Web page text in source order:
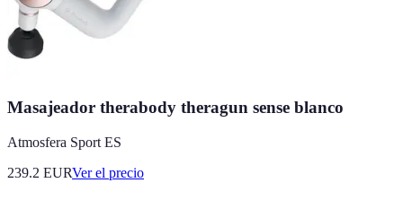
Masajeador therabody theragun sense blanco
Atmosfera Sport ES
239.2 EURVer el precio